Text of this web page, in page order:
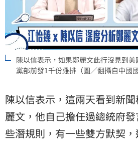
陳以信表示，如果鄭麗文此行沒見到
黨部前發1千份雞排（圖／翻攝自中國國
陳以信表示，這兩天看到新
麗文，他自己擔任過總統府
些潛規則，有一些雙方默契